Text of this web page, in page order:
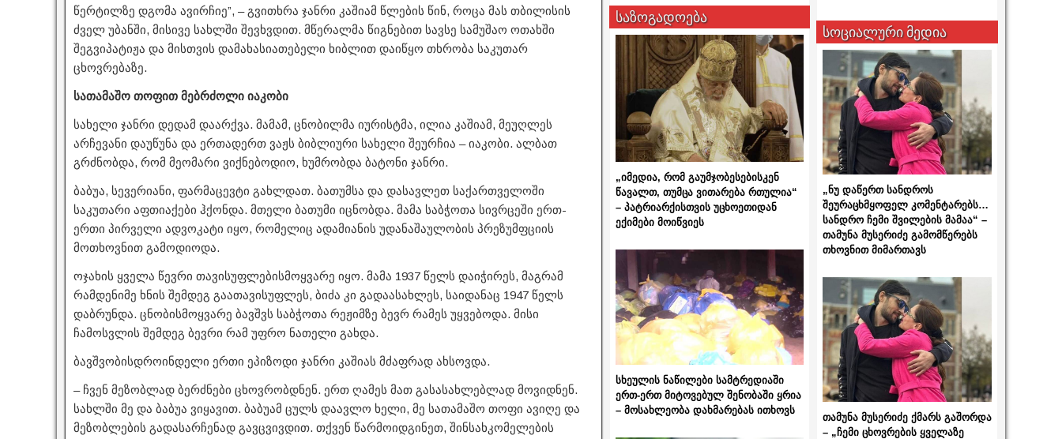
წერტილზე დგომა ავირჩიე”, – გვითხრა ჯანრი კაშიამ წლების წინ, როცა მას თბილისის
ძველ უბანში, მისივე სახლში შევხვდით. მწერალმა წიგნებით სავსე სამუშაო ოთახში
შეგვიპატიჟა და მისთვის დამახასიათებელი ხიბლით დაიწყო თხრობა საკუთარ
ცხოვრებაზე.
სათამაშო თოფით მებრძოლი იაკობი
სახელი ჯანრი დედამ დაარქვა. მამამ, ცნობილმა იურისტმა, ილია კაშიამ, მეუღლეს
არჩევანი დაუწუნა და ერთადერთ ვაჟს ბიბლიური სახელი შეურჩია – იაკობი. ალბათ
გრძნობდა, რომ მეომარი ვიქნებოდიო, ხუმრობდა ბატონი ჯანრი.
ბაბუა, სევერიანი, ფარმაცევტი გახლდათ. ბათუმსა და დასავლეთ საქართველოში
საკუთარი აფთიაქები ჰქონდა. მთელი ბათუმი იცნობდა. მამა საბჭოთა სივრცეში ერთ-
ერთი პირველი ადვოკატი იყო, რომელიც ადამიანის უდანაშაულობის პრეზუმფციის
მოთხოვნით გამოდიოდა.
ოჯახის ყველა წევრი თავისუფლებისმოყვარე იყო. მამა 1937 წელს დაიჭირეს, მაგრამ
რამდენიმე ხნის შემდეგ გაათავისუფლეს, ბიძა კი გადაასახლეს, საიდანაც 1947 წელს
დაბრუნდა. ცნობისმოყვარე ბავშვს საბჭოთა რეჟიმზე ბევრ რამეს უყვებოდა. მისი
ჩამოსვლის შემდეგ ბევრი რამ უფრო ნათელი გახდა.
ბავშვობისდროინდელი ერთი ეპიზოდი ჯანრი კაშიას მძაფრად ახსოვდა.
– ჩვენ მეზობლად ბერძნები ცხოვრობდნენ. ერთ ღამეს მათ გასასახლებლად მოვიდნენ.
სახლში მე და ბაბუა ვიყავით. ბაბუამ ცულს დაავლო ხელი, მე სათამაშო თოფი ავიღე და
მეზობლების გადასარჩენად გავცვივდით. თქვენ წარმოიდგინეთ, შინსახკომელების
საზოგადოება
„იმედია, რომ გაუმჯობესებისკენ
წავალთ, თუმცა ვითარება რთულია“
– პატრიარქისთვის უცხოეთიდან
ექიმები მოიწვიეს
სხეულის ნაწილები სამტრედიაში
ერთ-ერთ მიტოვებულ შენობაში ყრია
– მოსახლეობა დახმარებას ითხოვს
სოციალური მედია
„ნუ დაწერთ სანდროს
შეურაცხმყოფელ კომენტარებს…
სანდრო ჩემი შვილების მამაა“ –
თამუნა მუსერიძე გამომწერებს
თხოვნით მიმართავს
თამუნა მუსერიძე ქმარს გაშორდა
– „ჩემი ცხოვრების ყველაზე